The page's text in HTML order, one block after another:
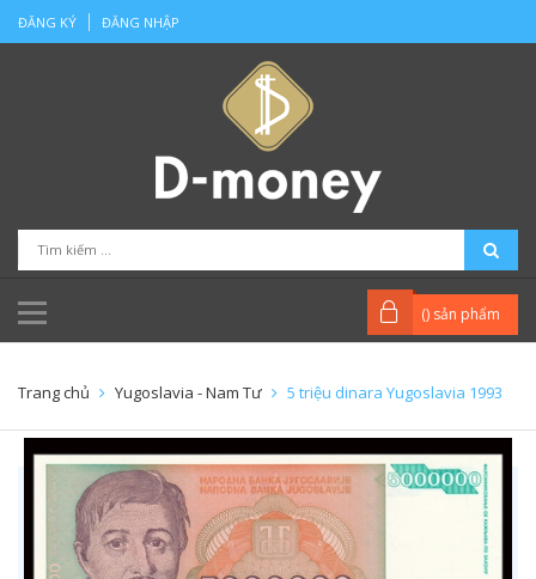
ĐĂNG KÝ ĐĂNG NHẬP
() sản phẩm
Trang chủ Yugoslavia - Nam Tư 5 triệu dinara Yugoslavia 1993